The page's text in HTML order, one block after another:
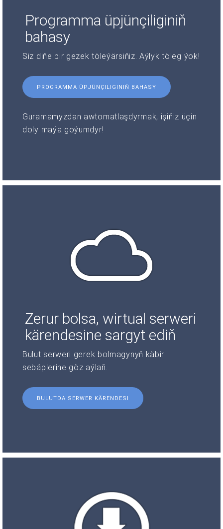
Programma üpjünçiliginiň
bahasy
Siz diňe bir gezek töleýärsiňiz. Aýlyk töleg ýok!
PROGRAMMA ÜPJÜNÇILIGINIŇ BAHASY
Guramamyzdan awtomatlaşdyrmak, işiňiz üçin
doly maýa goýumdyr!
Zerur bolsa, wirtual serweri
kärendesine sargyt ediň
Bulut serweri gerek bolmagynyň käbir
sebäplerine göz aýlaň.
BULUTDA SERWER KÄRENDESI